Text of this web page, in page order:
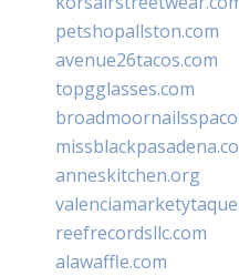
petshopallston.com
avenue26tacos.com
topgglasses.com
anneskitchen.org
reefrecordsllc.com
alawaffle.com